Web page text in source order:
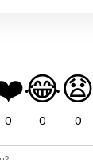
0
😂
0
😧
0